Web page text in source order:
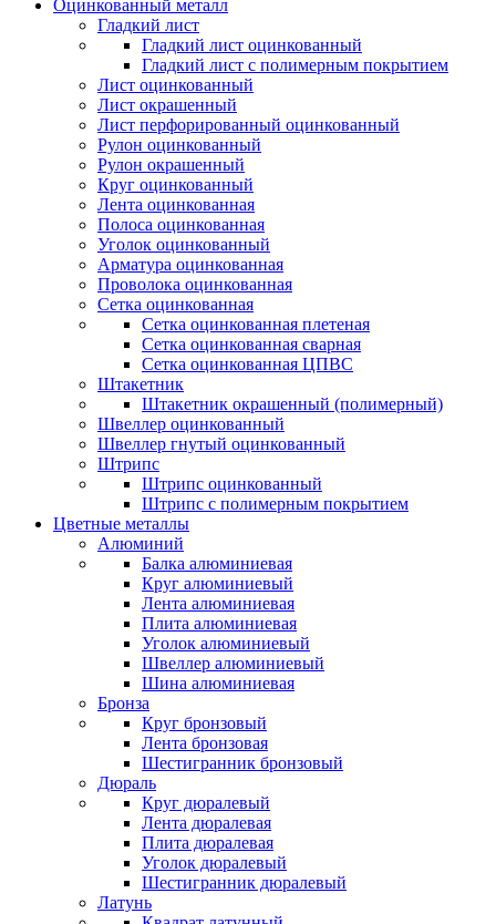
Оцинкованный металл
Гладкий лист
Гладкий лист оцинкованный
Гладкий лист с полимерным покрытием
Лист оцинкованный
Лист окрашенный
Лист перфорированный оцинкованный
Рулон оцинкованный
Рулон окрашенный
Круг оцинкованный
Лента оцинкованная
Полоса оцинкованная
Уголок оцинкованный
Арматура оцинкованная
Проволока оцинкованная
Сетка оцинкованная
Сетка оцинкованная плетеная
Сетка оцинкованная сварная
Сетка оцинкованная ЦПВС
Штакетник
Штакетник окрашенный (полимерный)
Швеллер оцинкованный
Швеллер гнутый оцинкованный
Штрипс
Штрипс оцинкованный
Штрипс с полимерным покрытием
Цветные металлы
Алюминий
Балка алюминиевая
Круг алюминиевый
Лента алюминиевая
Плита алюминиевая
Уголок алюминиевый
Швеллер алюминиевый
Шина алюминиевая
Бронза
Круг бронзовый
Лента бронзовая
Шестигранник бронзовый
Дюраль
Круг дюралевый
Лента дюралевая
Плита дюралевая
Уголок дюралевый
Шестигранник дюралевый
Латунь